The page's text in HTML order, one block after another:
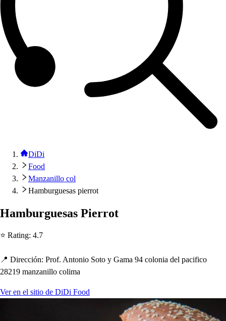
DiDi
Food
Manzanillo col
Hamburguesas pierrot
Hamburguesas Pierrot
⭐ Rating: 4.7
📍 Dirección: Prof. Antonio Soto y Gama 94 colonia del pacifico
28219 manzanillo colima
Ver en el sitio de DiDi Food